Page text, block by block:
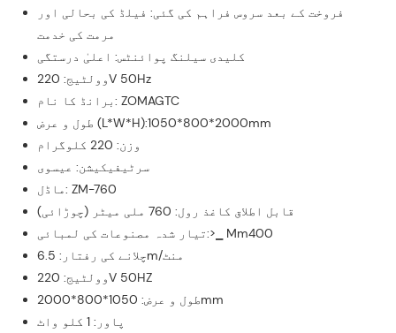
فروخت کے بعد سروس فراہم کی گئی: فیلڈ کی بحالی اور
مرمت کی خدمت
کلیدی سیلنگ پوائنٹس: اعلیٰ درستگی
وولٹیج: 220V 50Hz
برانڈ کا نام: ZOMAGTC
طول و عرض (L*W*H):1050*800*2000mm
وزن: 220 کلوگرام
سرٹیفیکیشن: عیسوی
ماڈل: ZM-760
قابل اطلاق کاغذ رول: 760 ملی میٹر (چوڑائی)
تیار شدہ مصنوعات کی لمبائی:>▁ Mm400
چلانے کی رفتار: 6.5m/منٹ
وولٹیج: 220V 50HZ
طول و عرض: 1050*800*2000mm
پاور: 1 کلو واٹ